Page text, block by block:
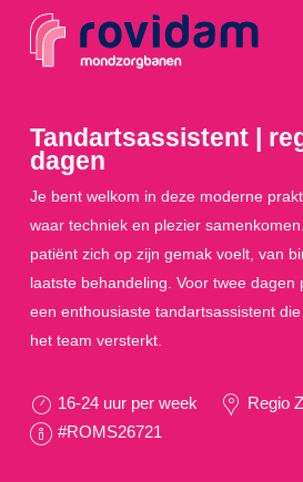
Tandartsassistent |
dagen
Je bent welkom in deze moderne
waar techniek en plezier
patiënt zich op zijn gemak voelt, van
laatste behandeling. Voor twee dagen
een enthousiaste tandartsassistent
het team versterkt.
16-24 uur per week
Regio
#ROMS26721